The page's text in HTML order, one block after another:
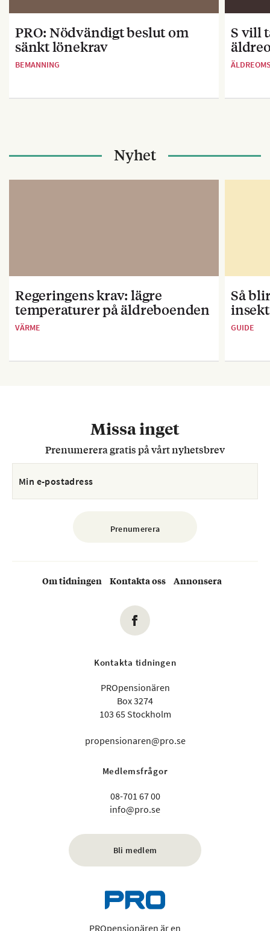
PRO: Nödvändigt beslut om
sänkt lönekrav
BEMANNING
S vill
Nyhet
Regeringens krav: lägre
temperaturer på äldreboenden
VÄRME
Så
GUIDE
Missa inget
Prenumerera gratis på vårt nyhetsbrev
Om tidningen Kontakta oss Annonsera
Kontakta tidningen
PROpensionären
Box 3274
103 65 Stockholm
propensionaren@pro.se
Medlemsfrågor
08-701 67 00
info@pro.se
Bli medlem
PROpensionären är en